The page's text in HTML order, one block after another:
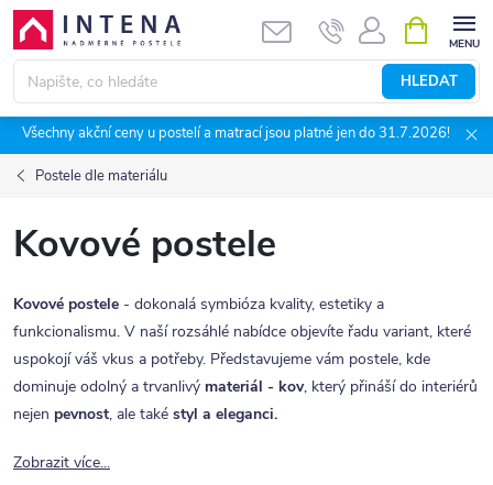
Přejít
obsah
HLEDAT
NÁKUPNÍ
KOŠÍK
Všechny akční ceny u postelí a matrací jsou platné jen do 31.7.2026!
Postele dle materiálu
Kovové postele
Kovové postele - dokonalá symbióza kvality, estetiky a
funkcionalismu. V naší rozsáhlé nabídce objevíte řadu variant, které
uspokojí váš vkus a potřeby. Představujeme vám postele, kde
dominuje odolný a trvanlivý materiál - kov, který přináší do interiérů
nejen pevnost, ale také styl a eleganci.
Zobrazit více...